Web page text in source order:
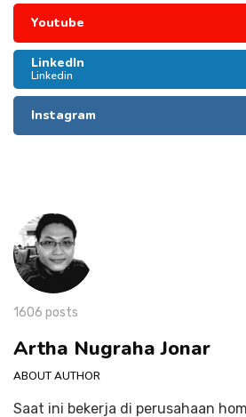
Youtube
LinkedIn
Linkedin
Instagram
1606 posts
Artha Nugraha Jonar
ABOUT AUTHOR
Saat ini bekerja di perusahaan